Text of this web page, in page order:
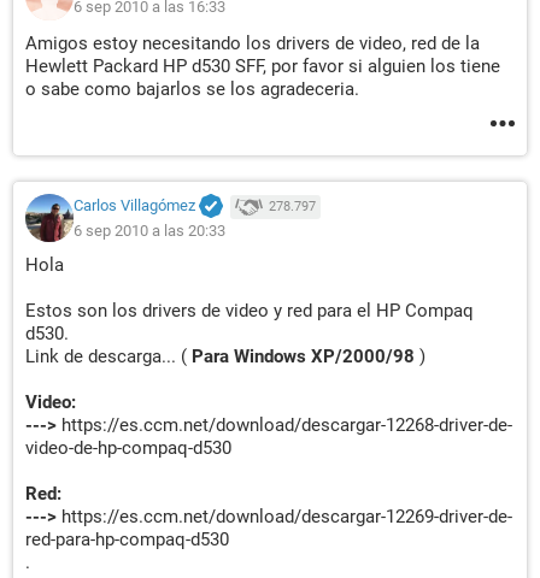
Controlador USB1 Intel 82801EB ICH5 - USB Controller [A-
2/A-3]
Controlador USB2 Intel 82801EB ICH5 - Enhanced USB2
Controller [A-2/A-3]
DMI
DMI Fabricante del BIOS Hewlett-Packard
DMI Versión del BIOS 786B2 v1.11
DMI Fabricante del sistema Hewlett-Packard
DMI Nombre del sistema HP d530 SFF(DG782A)
DMI Versión del sistema
DMI Número de serie del sistema [ TRIAL VERSION ]
DMI UUID del sistema [ TRIAL VERSION ]
DMI Fabricante del motherboard Hewlett-Packard
DMI Nombre del motherboard 085Ch
DMI Versión del motherboard
DMI Número de serie del motherboard [ TRIAL VERSION ]
DMI Versión del chasis
DMI Número de serie del chasis [ TRIAL VERSION ]
DMI Identificador del chasis [ TRIAL VERSION ]
DMI Tipo de chasis Low Profile Desktop
6 sep 2010 a las 16:33
Amigos estoy necesitando los drivers de video, red de la
Hewlett Packard HP d530 SFF, por favor si alguien los tiene
o sabe como bajarlos se los agradeceria.
Carlos Villagómez 278.797
6 sep 2010 a las 20:33
Hola
Estos son los drivers de video y red para el HP Compaq
d530.
Link de descarga... ( Para Windows XP/2000/98 )
Video:
---> https://es.ccm.net/download/descargar-12268-driver-de-
video-de-hp-compaq-d530
Red:
---> https://es.ccm.net/download/descargar-12269-driver-de-
red-para-hp-compaq-d530
.